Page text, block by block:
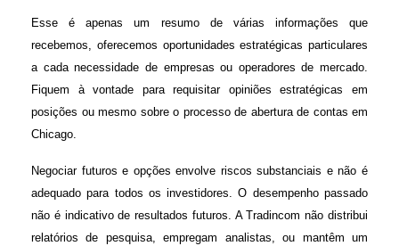
Esse é apenas um resumo de várias informações que
recebemos, oferecemos oportunidades estratégicas particulares
a cada necessidade de empresas ou operadores de mercado.
Fiquem à vontade para requisitar opiniões estratégicas em
posições ou mesmo sobre o processo de abertura de contas em
Chicago.
Negociar futuros e opções envolve riscos substanciais e não é
adequado para todos os investidores. O desempenho passado
não é indicativo de resultados futuros. A Tradincom não distribui
relatórios de pesquisa, empregam analistas, ou mantêm um